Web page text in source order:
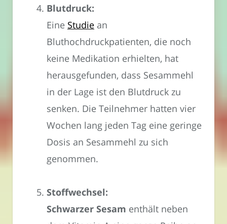
Blutdruck:
Eine Studie an
Bluthochdruckpatienten, die noch
keine Medikation erhielten, hat
herausgefunden, dass Sesammehl
in der Lage ist den Blutdruck zu
senken. Die Teilnehmer hatten vier
Wochen lang jeden Tag eine geringe
Dosis an Sesammehl zu sich
genommen.
Stoffwechsel:
Schwarzer Sesam enthält neben